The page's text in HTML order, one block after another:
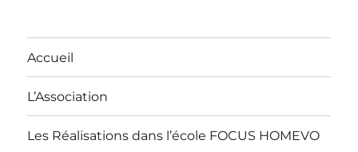
Accueil
L’Association
Les Réalisations dans l’école FOCUS HOMEVO